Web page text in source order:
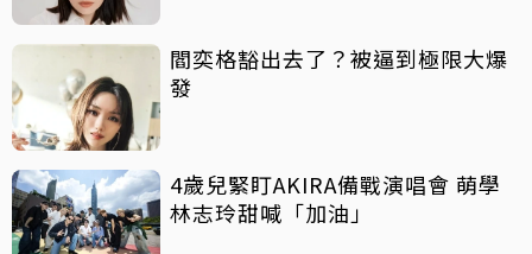
閻奕格豁出去了？被逼到極限大爆
發
4歲兒緊盯AKIRA備戰演唱會 萌學
林志玲甜喊「加油」